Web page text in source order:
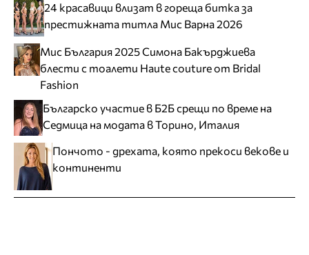
24 красавици влизат в гореща битка за
престижната титла Мис Варна 2026
Мис България 2025 Симона Бакърджиева
блести с тоалети Haute couture от Bridal
Fashion
Българско участие в Б2Б срещи по време на
Седмица на модата в Торино, Италия
Пончото - дрехата, която прекоси векове и
континенти